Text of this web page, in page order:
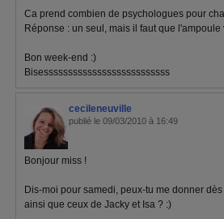
Ca prend combien de psychologues pour
Réponse : un seul, mais il faut que
Bon week-end :)
Bisessssssssssssssssssssssssss
cecileneuville
publié le 09/03/2010 à 16:49
Bonjour miss !
Dis-moi pour samedi, peux-tu me donner
ainsi que ceux de Jacky et Isa ? :)